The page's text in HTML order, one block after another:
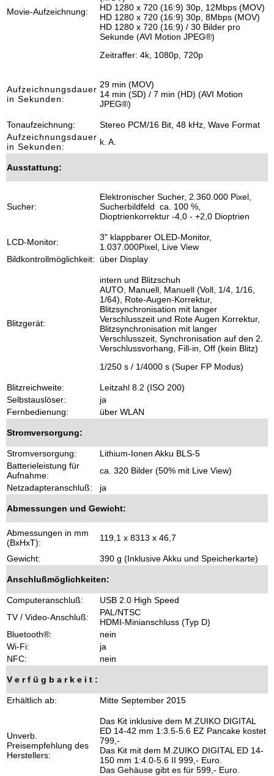
Movie-Aufzeichnung:
HD 1280 x 720 (16:9) 30p, 12Mbps (MOV)
HD 1280 x 720 (16:9) 30p, 8Mbps (MOV)
HD 1280 x 720 (16:9) / 30 Bilder pro
Sekunde (AVI Motion JPEG®)
Zeitraffer: 4k, 1080p, 720p
Aufzeichnungsdauer
in Sekunden:
29 min (MOV)
14 min (SD) / 7 min (HD) (AVI Motion
JPEG®)
Tonaufzeichnung:
Stereo PCM/16 Bit, 48 kHz, Wave Format
Aufzeichnungsdauer
in Sekunden:
k. A.
Ausstattung:
Sucher:
Elektronischer Sucher, 2.360.000 Pixel,
Sucherbildfeld ca. 100 %,
Dioptrienkorrektur -4,0 - +2,0 Dioptrien
LCD-Monitor:
3" klappbarer OLED-Monitor,
1.037.000Pixel, Live View
Bildkontrollmöglichkeit:
über Display
Blitzgerät:
intern und Blitzschuh
AUTO, Manuell, Manuell (Voll, 1/4, 1/16,
1/64), Rote-Augen-Korrektur,
Blitzsynchronisation mit langer
Verschlusszeit und Rote Augen Korrektur,
Blitzsynchronisation mit langer
Verschlusszeit, Synchronisation auf den 2.
Verschlussvorhang, Fill-in, Off (kein Blitz)
1/250 s / 1/4000 s (Super FP Modus)
Blitzreichweite:
Leitzahl 8.2 (ISO 200)
Selbstauslöser:
ja
Fernbedienung:
über WLAN
Stromversorgung:
Stromversorgung:
Lithium-Ionen Akku BLS-5
Batterieleistung für
Aufnahme:
ca. 320 Bilder (50% mit Live View)
Netzadapteranschluß:
ja
Abmessungen und Gewicht:
Abmessungen in mm
(BxHxT):
119,1 x 8313 x 46,7
Gewicht: 390 g (Inklusive Akku und Speicherkarte)
Anschlußmöglichkeiten:
Computeranschluß:
USB 2.0 High Speed
TV / Video-Anschluß:
PAL/NTSC
HDMI-Minianschluss (Typ D)
Bluetooth®:
nein
Wi-Fi:
ja
NFC:
nein
V e r f ü g b a r k e i t :
Erhältlich ab: Mitte September 2015
Unverb.
Preisempfehlung des
Herstellers:
Das Kit inklusive dem M.ZUIKO DIGITAL
ED 14-42 mm 1:3.5-5.6 EZ Pancake kostet
799,-
Das Kit mit dem M.ZUIKO DIGITAL ED 14-
150 mm 1:4.0-5.6 II 999,- Euro.
Das Gehäuse gibt es für 599,- Euro.